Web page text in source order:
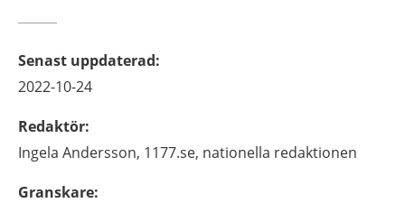
Senast uppdaterad:
2022-10-24
Redaktör:
Ingela Andersson, 1177.se, nationella redaktionen
Granskare: